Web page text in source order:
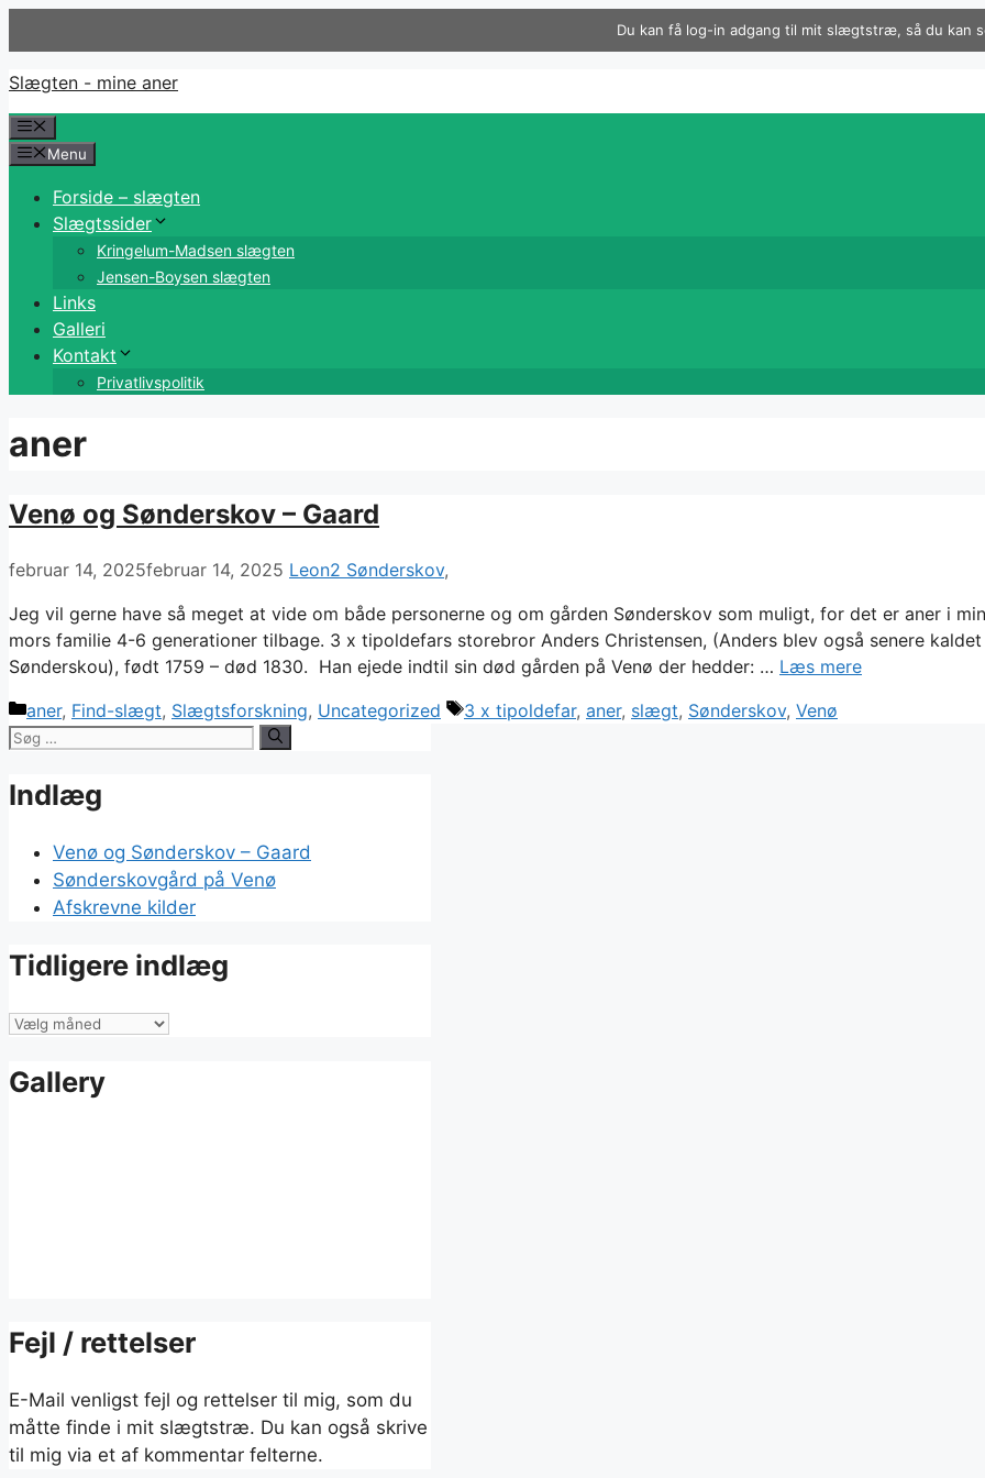
til
indhold
Du kan få log-in adgang til mit slægtstræ, så du kan
Slægten - mine aner
Menu
Forside – slægten
Slægtssider
Kringelum-Madsen slægten
Jensen-Boysen slægten
Links
Galleri
Kontakt
Privatlivspolitik
aner
Venø og Sønderskov – Gaard
februar 14, 2025februar 14, 2025 Leon2 Sønderskov
Jeg vil gerne have så meget at vide om både personerne og om gården Sønderskov som muligt, for det er aner i min
mors familie 4-6 generationer tilbage. 3 x tipoldefars storebror Anders Christensen, (Anders blev også senere kaldet
Sønderskou), født 1759 – død 1830. Han ejede indtil sin død gården på Venø der hedder: … Læs mere
Kategorier
aner, Find-slægt, Slægtsforskning, Uncategorized Tags
3 x tipoldefar, aner, slægt, Sønderskov, Venø
Søg
Indlæg
Venø og Sønderskov – Gaard
Sønderskovgård på Venø
Afskrevne kilder
Tidligere indlæg
Tidligere
Gallery
Fejl / rettelser
E-Mail venligst fejl og rettelser til mig, som du
måtte finde i mit slægtstræ. Du kan også skrive
til mig via et af kommentar felterne.